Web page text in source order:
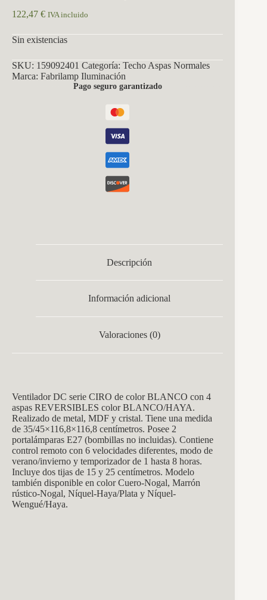
122,47 € IVA incluido
Sin existencias
SKU: 159092401 Categoría: Techo Aspas Normales
Marca: Fabrilamp Iluminación
Pago seguro garantizado
Descripción
Información adicional
Valoraciones (0)
Ventilador DC serie CIRO de color BLANCO con 4
aspas REVERSIBLES color BLANCO/HAYA.
Realizado de metal, MDF y cristal. Tiene una medida
de 35/45×116,8×116,8 centímetros. Posee 2
portalámparas E27 (bombillas no incluidas). Contiene
control remoto con 6 velocidades diferentes, modo de
verano/invierno y temporizador de 1 hasta 8 horas.
Incluye dos tijas de 15 y 25 centímetros. Modelo
también disponible en color Cuero-Nogal, Marrón
rústico-Nogal, Níquel-Haya/Plata y Níquel-
Wengué/Haya.